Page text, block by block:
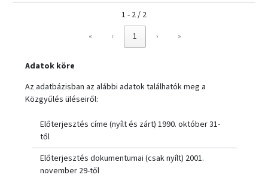
1 - 2 / 2
«
‹ 1 › »
Adatok köre
Az adatbázisban az alábbi adatok találhatók meg a
Közgyűlés üléseiről:
Előterjesztés címe (nyílt és zárt) 1990. október 31-
től
Előterjesztés dokumentumai (csak nyílt) 2001.
november 29-től